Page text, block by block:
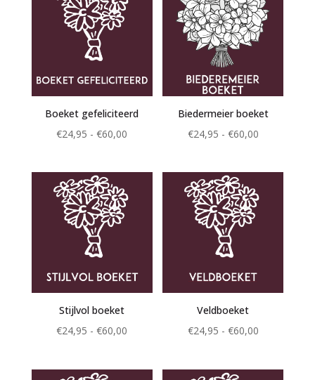
Boeket gefeliciteerd
€24,95 - €60,00
tot
Biedermeier boeket
€24,95 - €60,00Prijsklasse:
tot
Stijlvol boeket
€24,95 - €60,00
tot
Veldboeket
€24,95 - €60,00Prijsklasse:
tot